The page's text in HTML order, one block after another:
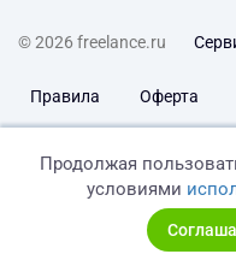
© 2026 freelance.ru
Правила Оферта
Продолжая
условиями